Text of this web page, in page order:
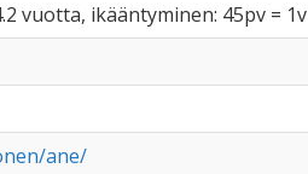
vuotta, ikääntyminen: 45pv = 1v
ane/